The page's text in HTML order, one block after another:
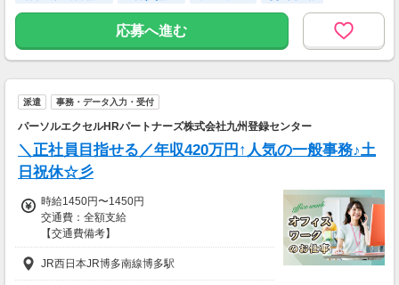
社会保険完備
応募へ進む
派遣 事務・データ入力・受付
パーソルエクセルHRパートナーズ株式会社九州登録センター
＼正社員目指せる／年収420万円↑人気の一般事務♪土
日祝休☆彡
時給1450円〜1450円
交通費：全額支給
【交通費備考】
※当社規定あり
給料UPしました！ kkw_bcov2106
JR西日本JR博多南線博多駅